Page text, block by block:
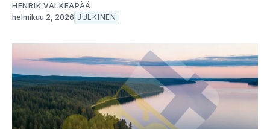
HENRIK VALKEAPÄÄ
helmikuu 2, 2026 JULKINEN